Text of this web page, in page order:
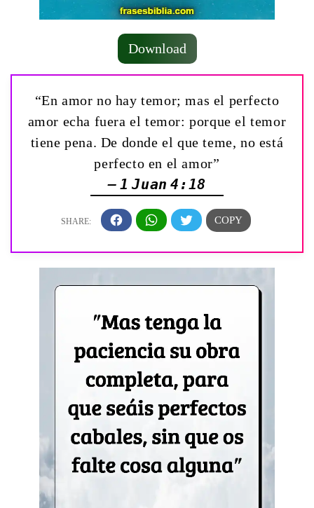
Download
“En amor no hay temor; mas el perfecto
amor echa fuera el temor: porque el temor
tiene pena. De donde el que teme, no está
perfecto en el amor”
— 1 Juan 4:18